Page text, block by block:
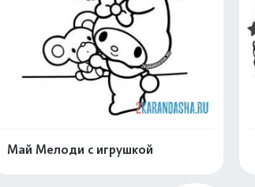
Май Мелоди с игрушкой